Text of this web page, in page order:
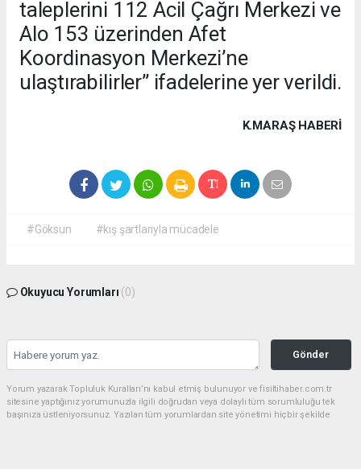
taleplerini 112 Acil Çağrı Merkezi ve
Alo 153 üzerinden Afet
Koordinasyon Merkezi’ne
ulaştırabilirler” ifadelerine yer verildi.
K.MARAŞ HABERİ
#Göksun #kış şartlarıyla mücadele
Okuyucu Yorumları (0)
Gönder
Yorum yazarak Topluluk Kuralları’nı kabul etmiş bulunuyor ve fisiltihaber.com.tr
sitesine yaptığınız yorumunuzla ilgili doğrudan veya dolaylı tüm sorumluluğu tek
başınıza üstleniyorsunuz. Yazılan tüm yorumlardan site yönetimi hiçbir şekilde